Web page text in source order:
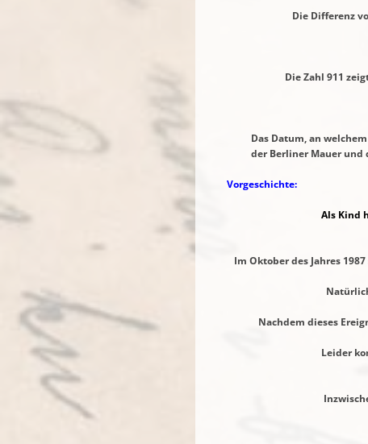
Die Differenz von der
Die Zahl 89
Die Zahl 911 zeigt im
Die Zahl 19
Das Datum, an welchem der
der Berliner Mauer und
Vorgeschichte:
Als Kind
Dies war
Im Oktober des Jahres 1987
Natürlich war ich
Nachdem dieses Ereignis
Leider konnte ich
Seine Frau
Inzwischen
Im Sinne der